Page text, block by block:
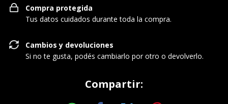
Compra protegida
Tus datos cuidados durante toda la compra.
Cambios y devoluciones
Si no te gusta, podés cambiarlo por otro o devolverlo.
Compartir: